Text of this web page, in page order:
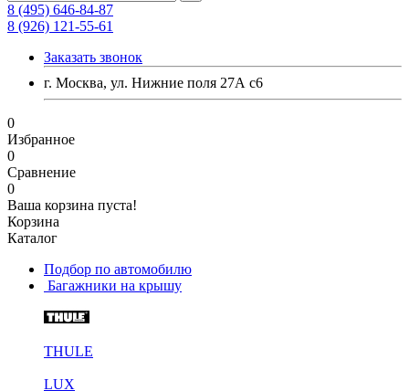
8 (495) 646-84-87
8 (926) 121-55-61
Заказать звонок
г. Москва, ул. Нижние поля 27А с6
0
Избранное
0
Сравнение
0
Ваша корзина пуста!
Корзина
Каталог
Подбор по автомобилю
Багажники на крышу
THULE
LUX